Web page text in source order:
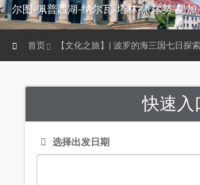
尔图-佩普西湖-纳尔瓦-塔林-派尔努-里加
首页 【文化之旅】| 波罗的海三国七日探
快速入
选择出发日期